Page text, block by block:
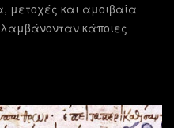
μετοχές και αμοιβαία
κάποιες